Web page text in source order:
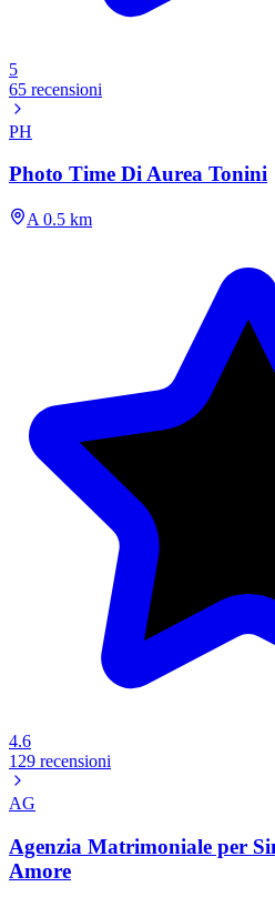
5
65 recensioni
PH
Photo Time Di Aurea Tonini
A 0.5 km
4.6
129 recensioni
AG
Agenzia Matrimoniale per
Amore